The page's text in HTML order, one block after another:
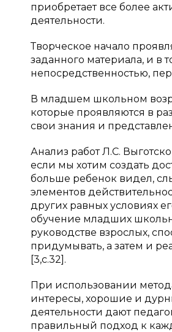
приобретает все более
деятельности.
Творческое начало
заданного материала, и в
непосредственностью,
В младшем школьном
которые проявляются в
свои знания и
Анализ работ Л.С.
если мы хотим создать
больше ребенок видел,
элементов
других равных условиях
обучение младших
руководстве взрослых,
придумывать, а затем и
[3,с.32].
При использовании
интересы, хорошие и
деятельности дают
правильный подход к